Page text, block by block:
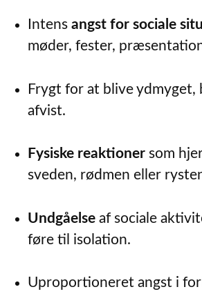
Intens angst for sociale
møder, fester,
Frygt for at blive ydmyget,
afvist.
Fysiske reaktioner som
sveden, rødmen eller
Undgåelse af sociale
føre til isolation.
Uproportioneret angst i